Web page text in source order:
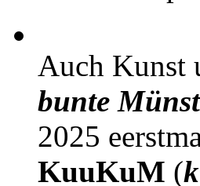
Auch Kunst
bunte
2025
KuuKuM (